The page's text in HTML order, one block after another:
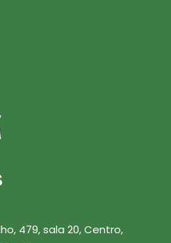
479, sala 20, Centro,